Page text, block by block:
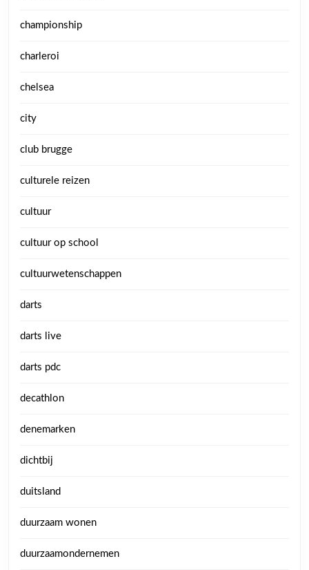
championship
charleroi
chelsea
city
club brugge
culturele reizen
cultuur
cultuur op school
cultuurwetenschappen
darts
darts live
darts pdc
decathlon
denemarken
dichtbij
duitsland
duurzaam wonen
duurzaamondernemen